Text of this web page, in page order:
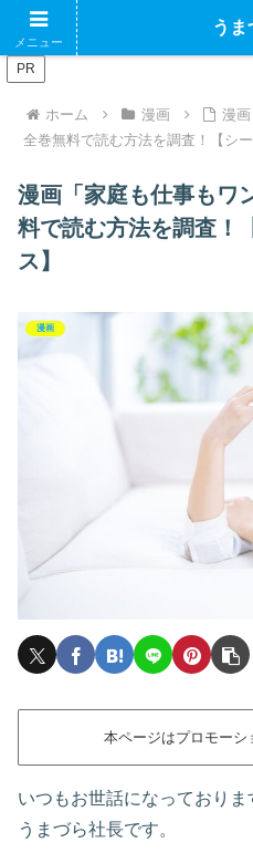
ブログで収益化でき
PR
ホーム 漫画
漫
全巻無料で読む方法を調査！【シー
漫画「家庭も仕事もワ
料で読む方法を調査！
ス】
漫画
本ページはプロモーシ
いつもお世話になっておりま
うまづら社長です。
メニュー
うま